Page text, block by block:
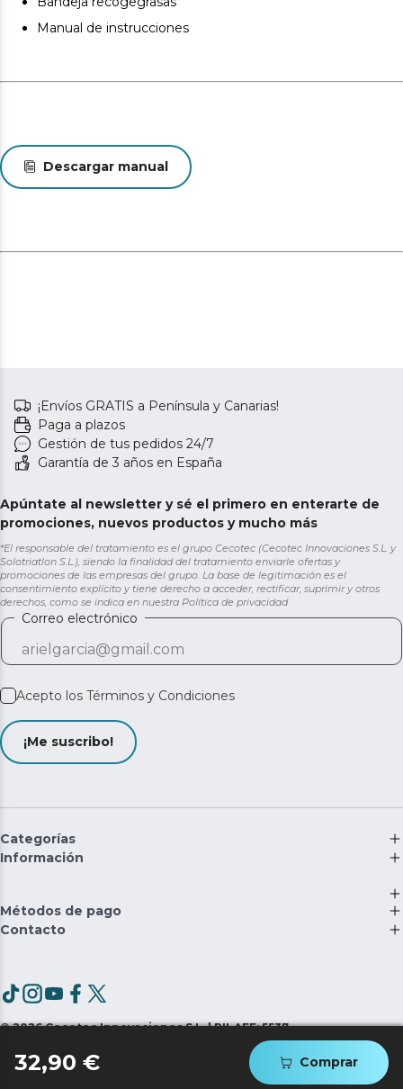
32,90 € Comprar
Manual de instrucciones
Descargar manual
¡Envíos GRATIS a Península y Canarias!
Paga a plazos
Gestión de tus pedidos 24/7
Garantía de 3 años en España
Apúntate al newsletter y sé el primero en enterarte de
promociones, nuevos productos y mucho más
*El responsable del tratamiento es el grupo Cecotec (Cecotec Innovaciones S.L. y
Solotriatlon S.L.), siendo la finalidad del tratamiento enviarle ofertas y
promociones de las empresas del grupo. La base de legitimación es el
consentimiento explícito y tiene derecho a acceder, rectificar, suprimir y otros
derechos, como se indica en nuestra Política de privacidad
Correo electrónico
Acepto los Términos y Condiciones
¡Me suscribo!
Categorías
Información
Métodos de pago
Contacto
©2026 Cecotec Innovaciones S.L. | RII-AEE: 5537